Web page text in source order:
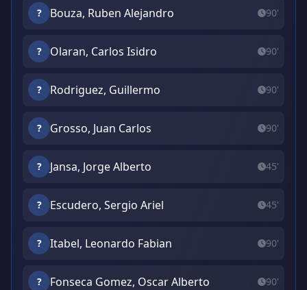
? Bouza, Ruben Alejandro 90'
? Olaran, Carlos Isidro 90'
? Rodriguez, Guillermo 90'
? Grosso, Juan Carlos 90'
? Jansa, Jorge Alberto 45'
? Escudero, Sergio Ariel 45'
? Itabel, Leonardo Fabian 90'
? Fonseca Gomez, Oscar Alberto 90'